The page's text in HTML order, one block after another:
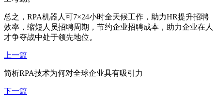
总之，RPA机器人可7×24小时全天候工作，助力HR提升招聘
效率，缩短人员招聘周期，节约企业招聘成本，助力企业在人
才争夺战中处于领先地位。
上一篇
简析RPA技术为何对全球企业具有吸引力
下一篇